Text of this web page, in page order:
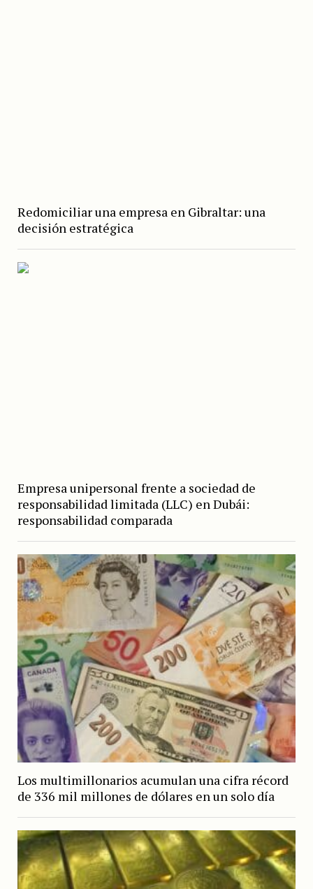
Redomiciliar una empresa en Gibraltar: una
decisión estratégica
Empresa unipersonal frente a sociedad de
responsabilidad limitada (LLC) en Dubái:
responsabilidad comparada
Los multimillonarios acumulan una cifra récord
de 336 mil millones de dólares en un solo día